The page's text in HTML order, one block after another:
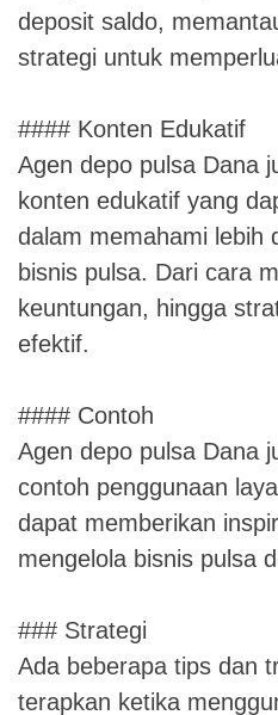
deposit saldo,
strategi untuk
#### Konten Edukatif
Agen depo pulsa Dana
konten edukatif yang
dalam memahami lebih
bisnis pulsa. Dari cara
keuntungan, hingga
efektif.
#### Contoh
Agen depo pulsa Dana
contoh penggunaan
dapat memberikan
mengelola bisnis pulsa
### Strategi
Ada beberapa tips dan
terapkan ketika